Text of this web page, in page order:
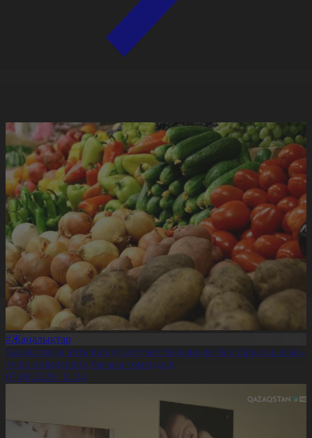
#Жаңалықтар
Қазақстанда апта ішінде әлеуметтік маңызы бар бірқатар азық-
түлік өнімдерінің бағасы төмендеді
07.08.2026, 11:24